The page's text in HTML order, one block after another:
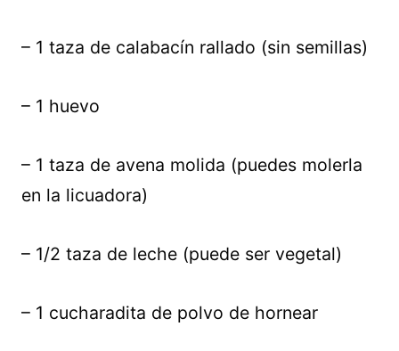
– 1 taza de calabacín rallado (sin semillas)
– 1 huevo
– 1 taza de avena molida (puedes molerla
en la licuadora)
– 1/2 taza de leche (puede ser vegetal)
– 1 cucharadita de polvo de hornear